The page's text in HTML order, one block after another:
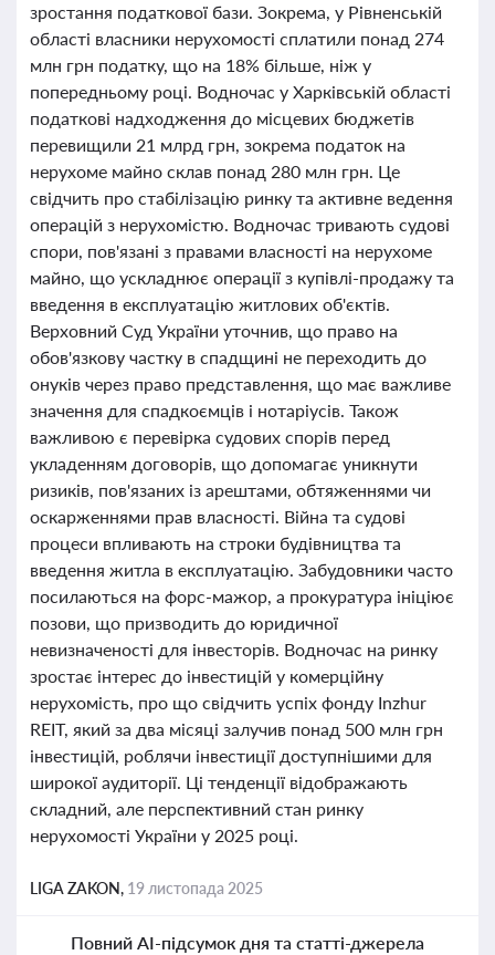
зростання податкової бази. Зокрема, у Рівненській
області власники нерухомості сплатили понад 274
млн грн податку, що на 18% більше, ніж у
попередньому році. Водночас у Харківській області
податкові надходження до місцевих бюджетів
перевищили 21 млрд грн, зокрема податок на
нерухоме майно склав понад 280 млн грн. Це
свідчить про стабілізацію ринку та активне ведення
операцій з нерухомістю. Водночас тривають судові
спори, пов'язані з правами власності на нерухоме
майно, що ускладнює операції з купівлі-продажу та
введення в експлуатацію житлових об'єктів.
Верховний Суд України уточнив, що право на
обов'язкову частку в спадщині не переходить до
онуків через право представлення, що має важливе
значення для спадкоємців і нотаріусів. Також
важливою є перевірка судових спорів перед
укладенням договорів, що допомагає уникнути
ризиків, пов'язаних із арештами, обтяженнями чи
оскарженнями прав власності. Війна та судові
процеси впливають на строки будівництва та
введення житла в експлуатацію. Забудовники часто
посилаються на форс-мажор, а прокуратура ініціює
позови, що призводить до юридичної
невизначеності для інвесторів. Водночас на ринку
зростає інтерес до інвестицій у комерційну
нерухомість, про що свідчить успіх фонду Inzhur
REIT, який за два місяці залучив понад 500 млн грн
інвестицій, роблячи інвестиції доступнішими для
широкої аудиторії. Ці тенденції відображають
складний, але перспективний стан ринку
нерухомості України у 2025 році.
LIGA ZAKON, 19 листопада 2025
Повний AI-підсумок дня та статті-джерела